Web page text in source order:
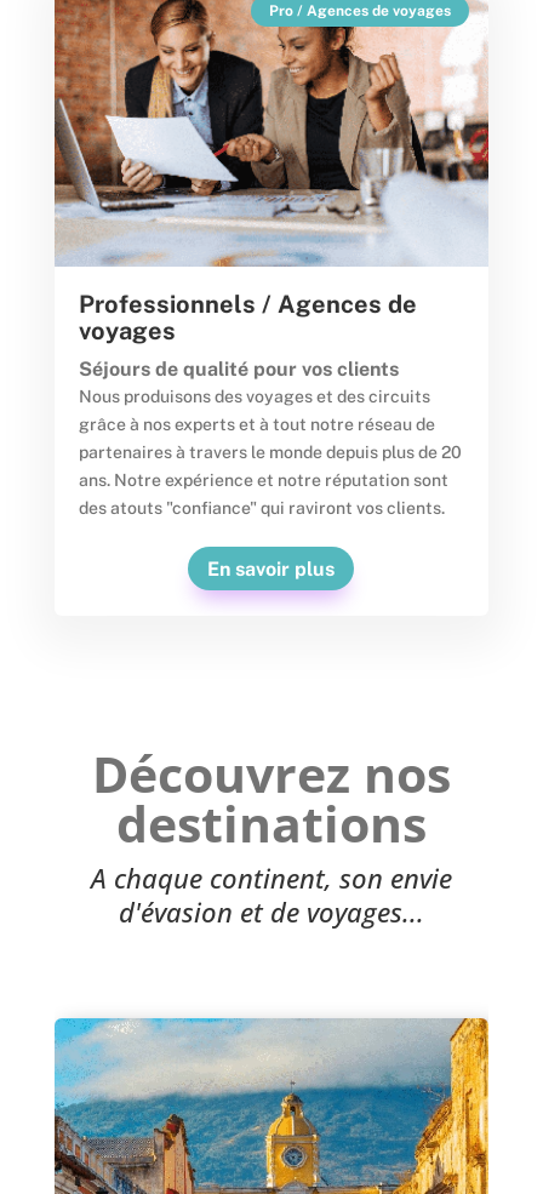
Pro / Agences de voyages
Professionnels / Agences de
voyages
Séjours de qualité pour vos clients
Nous produisons des voyages et des circuits
grâce à nos experts et à tout notre réseau de
partenaires à travers le monde depuis plus de 20
ans. Notre expérience et notre réputation sont
des atouts "confiance" qui raviront vos clients.
En savoir plus
Découvrez nos
destinations
A chaque continent, son envie
d'évasion et de voyages...